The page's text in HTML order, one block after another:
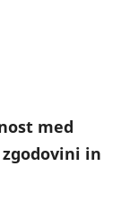
med
in